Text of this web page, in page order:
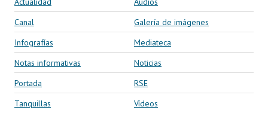
Canal
Galería de imágenes
Infografías
Mediateca
Notas informativas
Noticias
Portada
RSE
Tanquillas
Vídeos